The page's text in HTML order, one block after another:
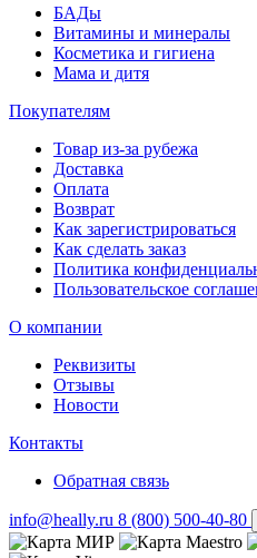
БАДы
Витамины и минералы
Косметика и гигиена
Мама и дитя
Покупателям
Товар из-за рубежа
Доставка
Оплата
Возврат
Как зарегистрироваться
Как сделать заказ
Политика
Пользовательское
О компании
Реквизиты
Отзывы
Новости
Контакты
Обратная связь
info@heally.ru 8 (800) 500-40-80